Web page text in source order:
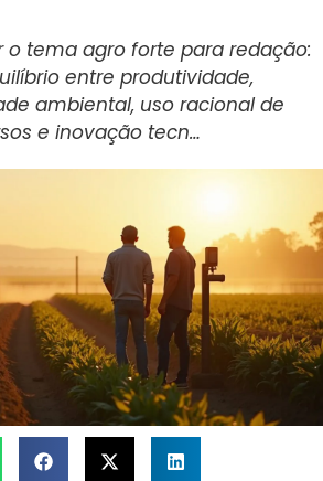
tema agro forte para redação:
entre produtividade,
ambiental, uso racional de
e inovação tecn…